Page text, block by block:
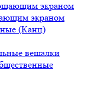
экраном
(Канц)
вешалки